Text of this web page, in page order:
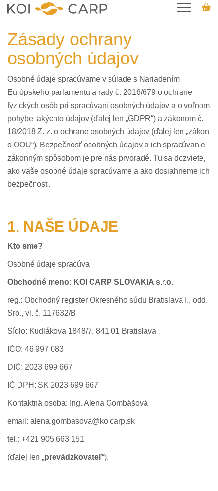
Zásady ochrany
osobných údajov
Osobné údaje spracúvame v súlade s Nariadením
Európskeho parlamentu a rady č. 2016/679 o ochrane
fyzických osôb pri spracúvaní osobných údajov a o voľnom
pohybe takýchto údajov (ďalej len „GDPR“) a zákonom č.
18/2018 Z. z. o ochrane osobných údajov (ďalej len „zákon
o OOU“). Bezpečnosť osobných údajov a ich spracúvanie
zákonným spôsobom je pre nás prvoradé. Tu sa dozviete,
ako vaše osobné údaje spracúvame a ako dosiahneme ich
bezpečnosť.
1. NAŠE ÚDAJE
Kto sme?
Osobné údaje spracúva
Obchodné meno: KOI CARP SLOVAKIA s.r.o.
reg.: Obchodný register Okresného súdu Bratislava I., odd.
Sro., vl. č. 117632/B
Sídlo: Kudlákova 1848/7, 841 01 Bratislava
IČO: 46 997 083
DIČ: 2023 699 667
IČ DPH: SK 2023 699 667
Kontaktná osoba: Ing. Alena Gombášová
email: alena.gombasova@koicarp.sk
tel.: +421 905 663 151
(ďalej len „prevádzkovateľ“).